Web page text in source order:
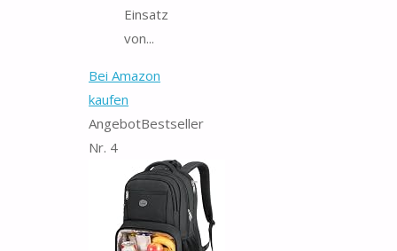
Einsatz
von...
Bei Amazon
kaufen
AngebotBestseller
Nr. 4